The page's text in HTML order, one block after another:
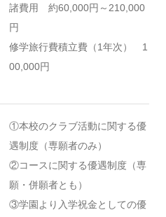
諸費用 約60,000円～210,000
円
修学旅行費積立費（1年次） 1
00,000円
①本校のクラブ活動に関する優
遇制度（専願者のみ）
②コースに関する優遇制度（専
願・併願者とも）
③学園より入学祝金としての優